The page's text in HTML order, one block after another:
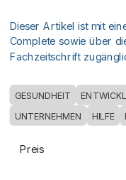
Dieser Artikel ist mit
Complete sowie über
Fachzeitschrift
GESUNDHEIT
UNTERNEHMEN HILFE
Preis